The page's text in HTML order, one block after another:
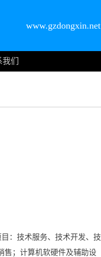
www.gzdongxin.net
们
：技术服务、技术开发、技
售；计算机软硬件及辅助设